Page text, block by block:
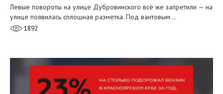
Левые повороты на улице Дубровинского всё же запретили — на
улице появилась сплошная разметка. Под вантовым…
1892